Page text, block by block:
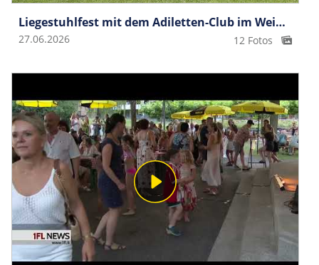
Liegestuhlfest mit dem Adiletten-Club im Weiherring
27.06.2026 12 Fotos